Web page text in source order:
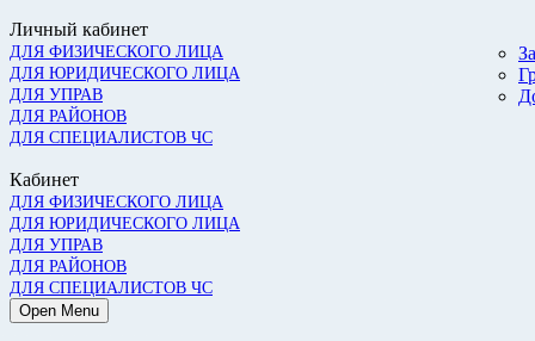
Личный кабинет
ДЛЯ ФИЗИЧЕСКОГО ЛИЦА
ДЛЯ ЮРИДИЧЕСКОГО ЛИЦА
ДЛЯ УПРАВ
ДЛЯ РАЙОНОВ
ДЛЯ СПЕЦИАЛИСТОВ ЧС
Кабинет
ДЛЯ ФИЗИЧЕСКОГО ЛИЦА
ДЛЯ ЮРИДИЧЕСКОГО ЛИЦА
ДЛЯ УПРАВ
ДЛЯ РАЙОНОВ
ДЛЯ СПЕЦИАЛИСТОВ ЧС
Open Menu